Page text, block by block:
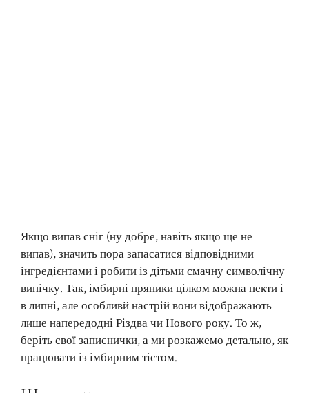
Якщо випав сніг (ну добре, навіть якщо ще не
випав), значить пора запасатися відповідними
інгредієнтами і робити із дітьми смачну символічну
випічку. Так, імбирні пряники цілком можна пекти і
в липні, але особливй настрій вони відображають
лише напередодні Різдва чи Нового року. То ж,
беріть свої записнички, а ми розкажемо детально, як
працювати із імбирним тістом.